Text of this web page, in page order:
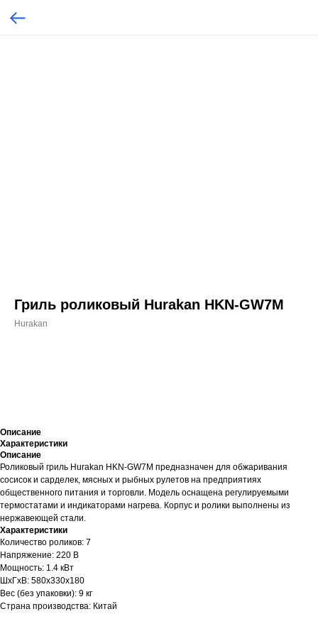
Гриль роликовый Hurakan HKN-GW7M
Hurakan
Описание
Характеристики
Описание
Роликовый гриль Hurakan HKN-GW7M предназначен для обжаривания
сосисок и сарделек, мясных и рыбных рулетов на предприятиях
общественного питания и торговли. Модель оснащена регулируемыми
термостатами и индикаторами нагрева. Корпус и ролики выполнены из
нержавеющей стали.
Характеристики
Количество роликов: 7
Напряжение: 220 В
Мощность: 1.4 кВт
ШхГхВ: 580х330х180
Вес (без упаковки): 9 кг
Страна производства: Китай